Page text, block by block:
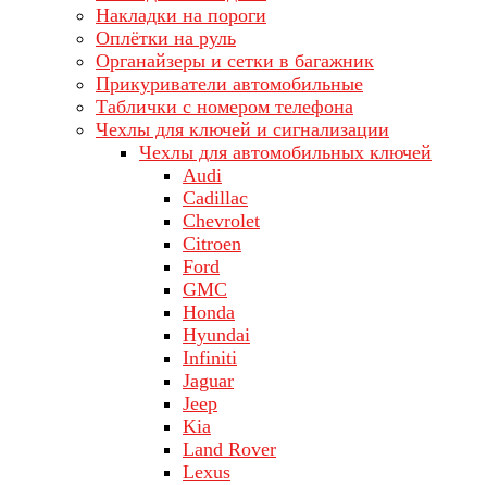
Накладки на пороги
Оплётки на руль
Органайзеры и сетки в багажник
Прикуриватели автомобильные
Таблички с номером телефона
Чехлы для ключей и сигнализации
Чехлы для автомобильных ключей
Audi
Cadillac
Chevrolet
Citroen
Ford
GMC
Honda
Hyundai
Infiniti
Jaguar
Jeep
Kia
Land Rover
Lехus